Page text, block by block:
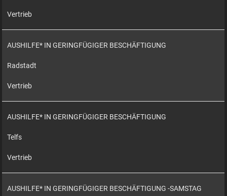
Vertrieb
AUSHILFE* IN GERINGFÜGIGER BESCHÄFTIGUNG
Radstadt
Vertrieb
AUSHILFE* IN GERINGFÜGIGER BESCHÄFTIGUNG
Telfs
Vertrieb
AUSHILFE* IN GERINGFÜGIGER BESCHÄFTIGUNG -SAMSTAG